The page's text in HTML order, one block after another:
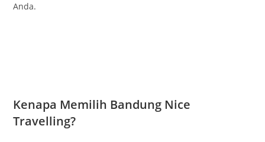
Anda.
Kenapa Memilih Bandung Nice
Travelling?